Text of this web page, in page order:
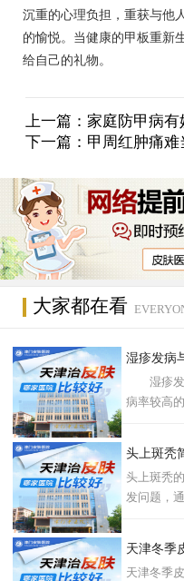
沉重的心理负担，重获与他
的愉悦。当健康的甲板重新
给自己的礼物。
上一篇： 家庭防甲病
下一篇： 甲周红肿痛
大家都在看
湿疹发病
湿疹发
病率较高
头上斑秃
头上斑秃
发问题，
天津冬季
天津冬季